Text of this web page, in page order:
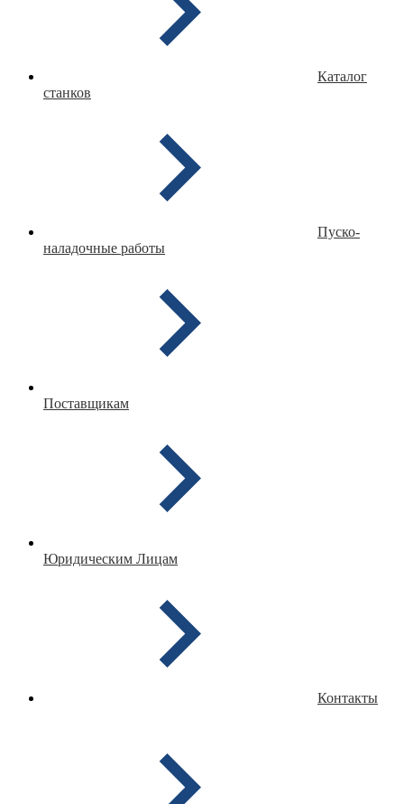
Каталог
станков
Пуско-
наладочные работы
Поставщикам
Юридическим Лицам
Контакты